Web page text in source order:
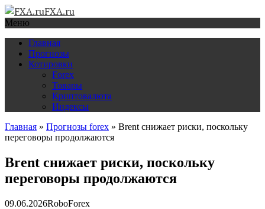
FXA.ru
Меню
Главная
Прогнозы
Котировки
Forex
Товары
Криптовалюта
Индексы
Главная » Прогнозы forex » Brent снижает риски, поскольку
переговоры продолжаются
Brent снижает риски, поскольку
переговоры продолжаются
09.06.2026RoboForex